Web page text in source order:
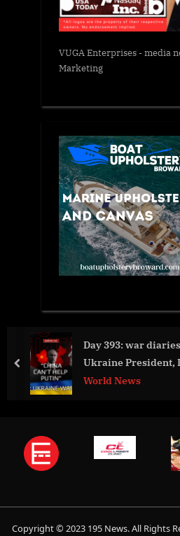
VUGA Enterprises- media
Marketing
Day 393: war
Ukraine President, Intel
#Feygin
World News
prev
Copyright © 2023 195 News. All Rights